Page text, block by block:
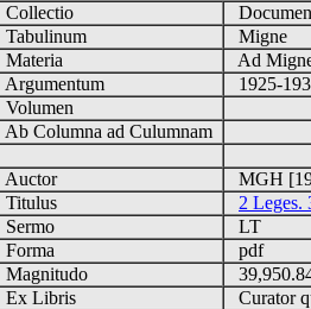
Collectio
Tabulinum
Migne
Materia
Ad
Argumentum
1925-
Volumen
Ab Columna ad Culumnam
Auctor
MGH
Titulus
2
Sermo
LT
Forma
pdf
Magnitudo
Ex Libris
Curator